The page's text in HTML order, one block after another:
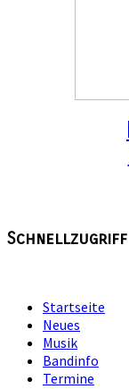
Schnellzugriff
Startseite
Neues
Musik
Bandinfo
Termine